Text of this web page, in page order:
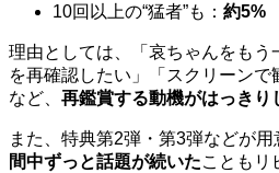
10回以上の“猛者”も： 約5%
理由としては、「哀ちゃんをもう
を再確認したい」「スクリーンで
など、 再鑑賞する動機がはっきり
また、特典第2弾・第3弾などが用
間中ずっと話題が続いたこともリ